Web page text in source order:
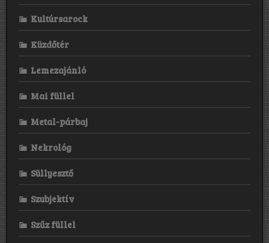
Kultúrsarock
Küzdőtér
Lemezajánló
Mai füllel
Metal-párbaj
Nekrológ
Süllyesztő
Szubjektív
Szűz füllel